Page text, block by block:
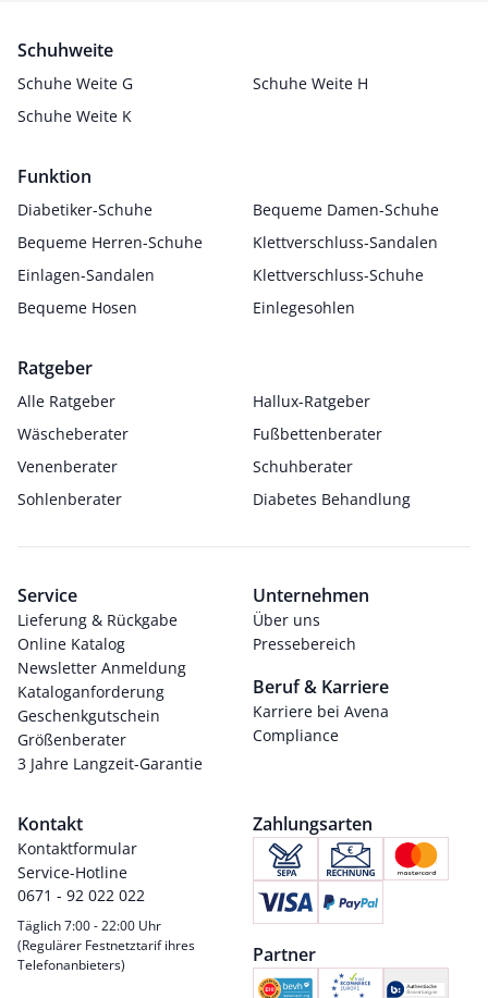
Schuhweite
Schuhe Weite G
Schuhe Weite H
Schuhe Weite K
Funktion
Diabetiker-Schuhe
Bequeme Damen-Schuhe
Bequeme Herren-Schuhe
Klettverschluss-Sandalen
Einlagen-Sandalen
Klettverschluss-Schuhe
Bequeme Hosen
Einlegesohlen
Ratgeber
Alle Ratgeber
Hallux-Ratgeber
Wäscheberater
Fußbettenberater
Venenberater
Schuhberater
Sohlenberater
Diabetes Behandlung
Service
Lieferung & Rückgabe
Online Katalog
Newsletter Anmeldung
Kataloganforderung
Geschenkgutschein
Größenberater
3 Jahre Langzeit-Garantie
Unternehmen
Über uns
Pressebereich
Beruf & Karriere
Karriere bei Avena
Compliance
Kontakt
Kontaktformular
Service-Hotline
0671 - 92 022 022
Täglich 7:00 - 22:00 Uhr
(Regulärer Festnetztarif ihres
Telefonanbieters)
Zahlungsarten
Partner